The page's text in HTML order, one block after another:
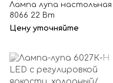
Лампа лупа настольная
8066 22 Вт
Цену уточняйте